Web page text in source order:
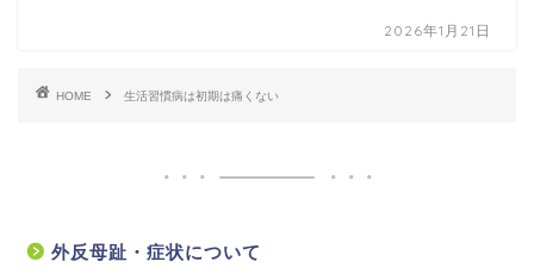
2026年1月21日
HOME 生活習慣病は初期は痛くない
外反母趾・症状について